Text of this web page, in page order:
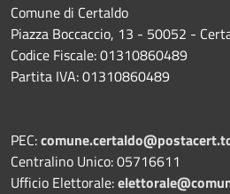
Comune di Certaldo
Piazza Boccaccio, 13 - 50052 -
Codice Fiscale: 01310860489
Partita IVA: 01310860489
PEC:
Centralino Unico: 05716611
Ufficio Elettorale: